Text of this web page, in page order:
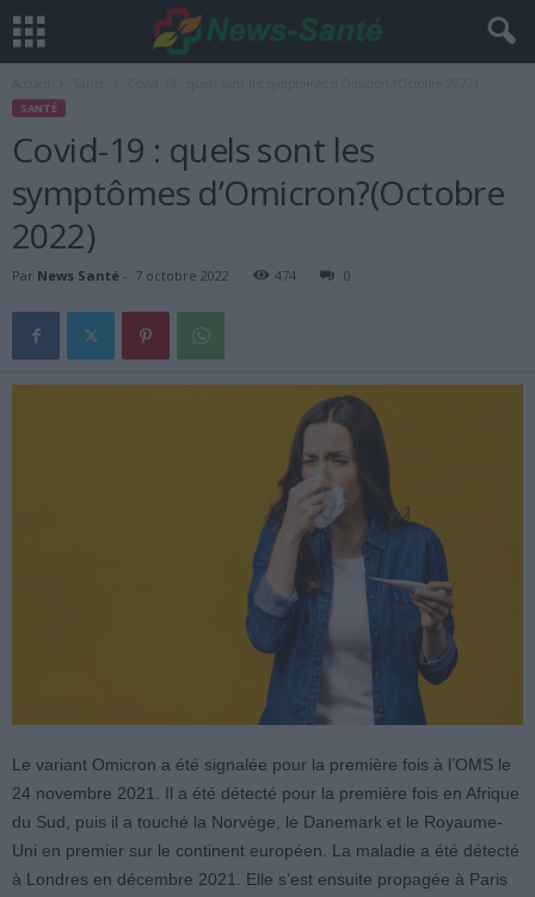
SANTÉ
Covid-19 : quels sont les
symptômes d’Omicron?(Octobre
2022)
Par News Santé - 7 octobre 2022 474 0
Le variant Omicron a été signalée pour la première fois à l’OMS le
24 novembre 2021. Il a été détecté pour la première fois en Afrique
du Sud, puis il a touché la Norvège, le Danemark et le Royaume-
Uni en premier sur le continent européen. La maladie a été détecté
à Londres en décembre 2021. Elle s’est ensuite propagée à Paris